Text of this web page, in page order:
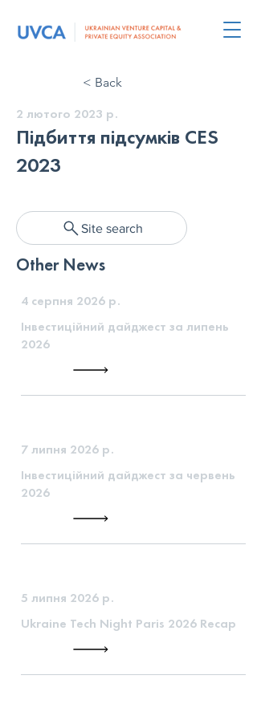
< Back
2 лютого 2023 р.
Підбиття підсумків CES
2023
Site search
Other News
4 серпня 2026 р.
Інвестиційний дайджест за липень
2026
7 липня 2026 р.
Інвестиційний дайджест за червень
2026
5 липня 2026 р.
Ukraine Tech Night Paris 2026 Recap